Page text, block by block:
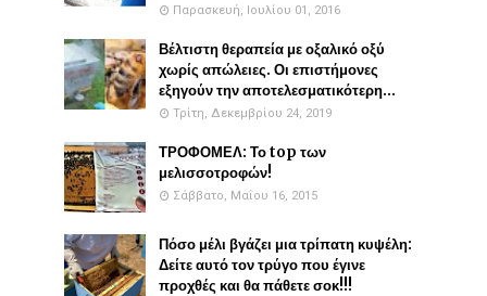
Παρασκευή, Ιουλίου 01, 2016
Βέλτιστη θεραπεία με οξαλικό οξύ
χωρίς απώλειες. Οι επιστήμονες
εξηγούν την αποτελεσματικότερη...
Τρίτη, Δεκεμβρίου 24, 2019
ΤΡΟΦΟΜΕΛ: Το top των
μελισσοτροφών!
Σάββατο, Μαΐου 16, 2015
Πόσο μέλι βγάζει μια τρίπατη κυψέλη:
Δείτε αυτό τον τρύγο που έγινε
προχθές και θα πάθετε σοκ!!!